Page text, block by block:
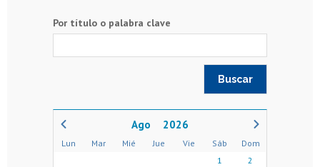
Por título o palabra clave
2026
Lun Mar Mié Jue Vie Sáb
Dom
1
2